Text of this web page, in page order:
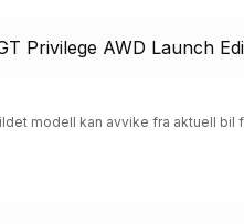
modell kan avvike fra aktuell bil